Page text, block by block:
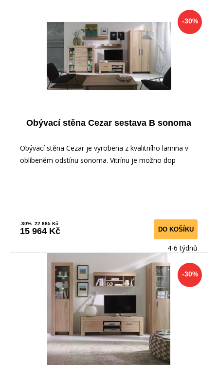
-30%
Obývací stěna Cezar sestava B sonoma
Obývací stěna Cezar je vyrobena z kvalitního lamina v
oblíbeném odstínu sonoma. Vitrínu je možno dop
-30% 22 685 Kč
15 964 Kč DO KOŠÍKU
4-6 týdnů
-30%